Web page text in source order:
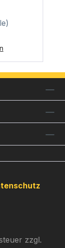
zzgl.